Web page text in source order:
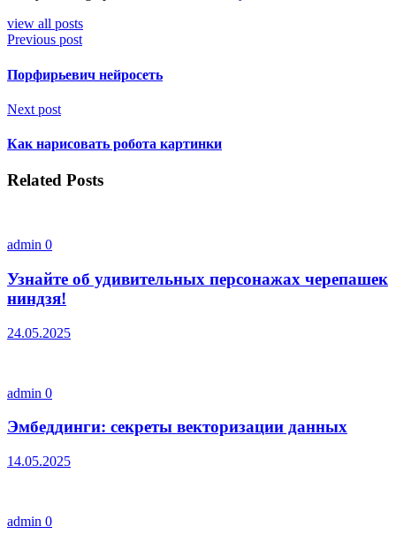
view all posts
Previous post
Порфирьевич нейросеть
Next post
Как нарисовать робота картинки
Related Posts
admin 0
Узнайте об удивительных персонажах черепашек
ниндзя!
24.05.2025
admin 0
Эмбеддинги: секреты векторизации данных
14.05.2025
admin 0